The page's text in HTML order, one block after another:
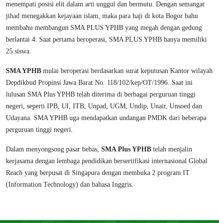
menempati posisi elit dalam arti unggul dan bermutu. Dengan semangat
jihad menegakkan kejayaan islam, maka para haji di kota Bogor bahu
membahu membangun SMA PLUS YPHB yang megah dengan gedung
berlantai 4. Saat pertama beroperasi, SMA PLUS YPHB hanya memiliki
25 siswa.
SMA YPHB mulai beroperasi berdasarkan surat keputusan Kantor wilayah
Depdikbud Propinsi Jawa Barat No. 118/102/kep/OT/1996. Saat ini
lulusan SMA Plus YPHB telah diterima di berbagai perguruan tinggi
negeri, seperti IPB, UI, ITB, Unpad, UGM, Undip, Unair, Unsoed dan
Udayana. SMA YPHB uga mendapatkan undangan PMDK dari beberapa
perguruan tinggi negeri.
Dalam menyongsong pasar bebas, SMA Plus YPHB telah menjalin
kerjasama dengan lembaga pendidikan bersertifikasi internasional Global
Reach yang berpusat di Singapura dengan membuka 2 program IT
(Information Technology) dan bahasa Inggris.